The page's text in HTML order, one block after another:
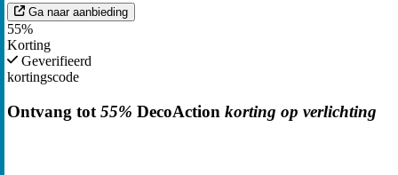
Ga naar aanbieding
55%
Korting
Geverifieerd
kortingscode
Ontvang tot 55% DecoAction korting op verlichting